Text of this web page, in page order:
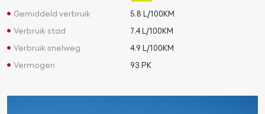
Gemiddeld verbruik 5.8 L/100KM
Verbruik stad 7.4 L/100KM
Verbruik snelweg 4.9 L/100KM
Vermogen 93 PK